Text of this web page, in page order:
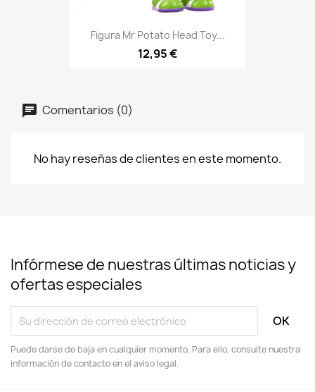
Figura Mr Potato Head Toy...
12,95 €
Comentarios (0)
No hay reseñas de clientes en este momento.
Infórmese de nuestras últimas noticias y
ofertas especiales
Puede darse de baja en cualquier momento. Para ello, consulte nuestra
información de contacto en el aviso legal.